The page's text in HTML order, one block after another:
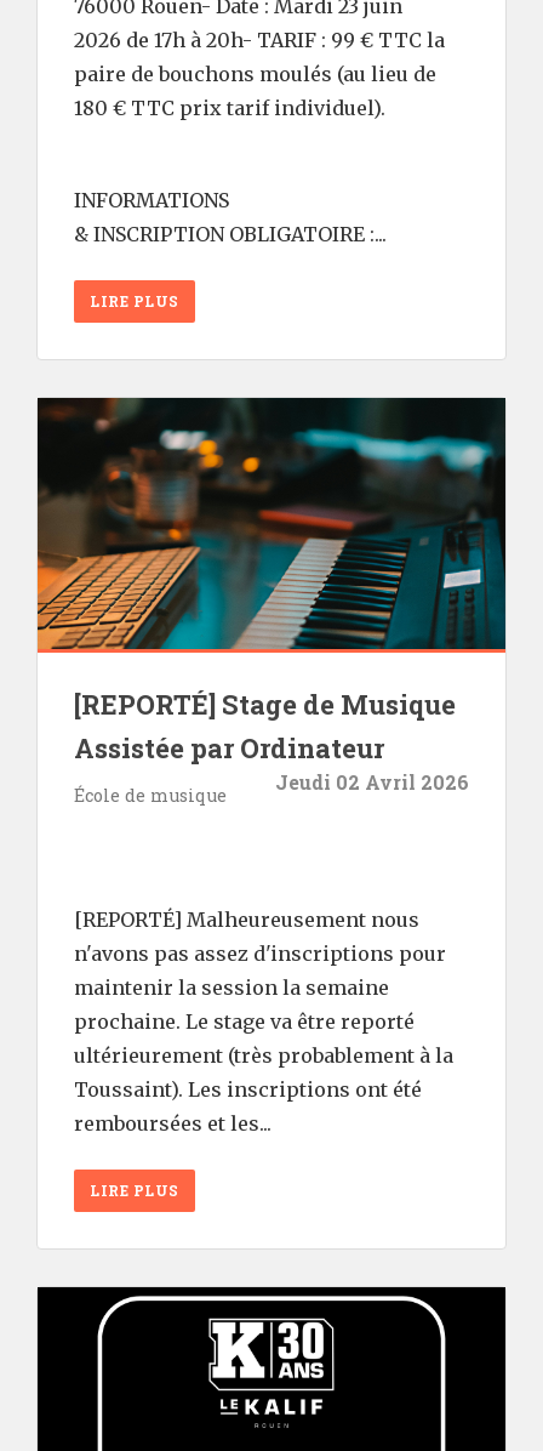
76000 Rouen- Date : Mardi 23 juin
2026 de 17h à 20h- TARIF : 99 € TTC la
paire de bouchons moulés (au lieu de
180 € TTC prix tarif individuel).
INFORMATIONS
& INSCRIPTION OBLIGATOIRE :...
LIRE PLUS
[REPORTÉ] Stage de Musique
Assistée par Ordinateur
École de musique
Jeudi 02 Avril 2026
[REPORTÉ] Malheureusement nous
n'avons pas assez d'inscriptions pour
maintenir la session la semaine
prochaine. Le stage va être reporté
ultérieurement (très probablement à la
Toussaint). Les inscriptions ont été
remboursées et les...
LIRE PLUS